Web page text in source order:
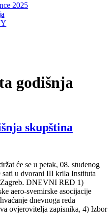
2025
godišnja
skupština
će se u petak, 08. studenog
sati u dvorani III krila Instituta
DNEVNI RED 1)
aero-svemirske asocijacije
dnevnoga reda
ovjerovitelja zapisnika, 4) Izbor